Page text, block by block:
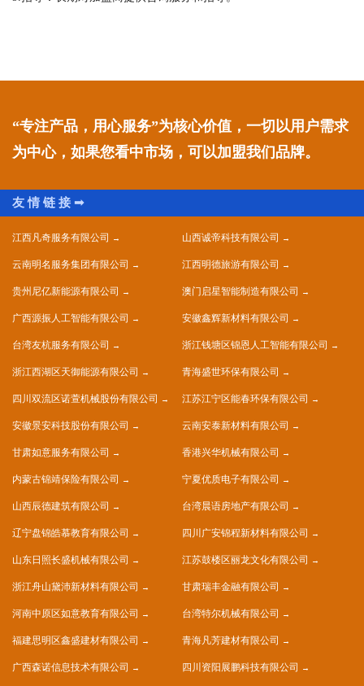
“专注产品，用心服务”为核心价值，一切以用户需求
为中心，如果您看中市场，可以加盟我们品牌。
江西凡奇服务有限公司 山西诚帝科技有限公司
云南明名服务集团有限公司 江西明德旅游有限公司
贵州尼亿新能源有限公司 澳门启星智能制造有限公司
广西源振人工智能有限公司 安徽鑫辉新材料有限公司
台湾友杭服务有限公司 浙江钱塘区锦恩人工智能有限公司
浙江西湖区天御能源有限公司 青海盛世环保有限公司
四川双流区诺萱机械股份有限公司 江苏江宁区能春环保有限公司
安徽景安科技股份有限公司 云南安泰新材料有限公司
甘肃如意服务有限公司 香港兴华机械有限公司
内蒙古锦靖保险有限公司 宁夏优质电子有限公司
山西辰德建筑有限公司 台湾晨语房地产有限公司
辽宁盘锦皓慕教育有限公司 四川广安锦程新材料有限公司
山东日照长盛机械有限公司 江苏鼓楼区丽龙文化有限公司
浙江舟山黛沛新材料有限公司 甘肃瑞丰金融有限公司
河南中原区如意教育有限公司 台湾特尔机械有限公司
福建思明区鑫盛建材有限公司 青海凡芳建材有限公司
广西森诺信息技术有限公司 四川资阳展鹏科技有限公司